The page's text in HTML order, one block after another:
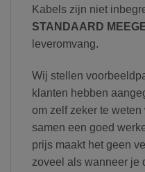
Kabels zijn niet
STANDAARD
leveromvang.
Wij stellen
klanten hebben
om zelf zeker te
samen een goed
prijs maakt het geen
zoveel als wanneer je